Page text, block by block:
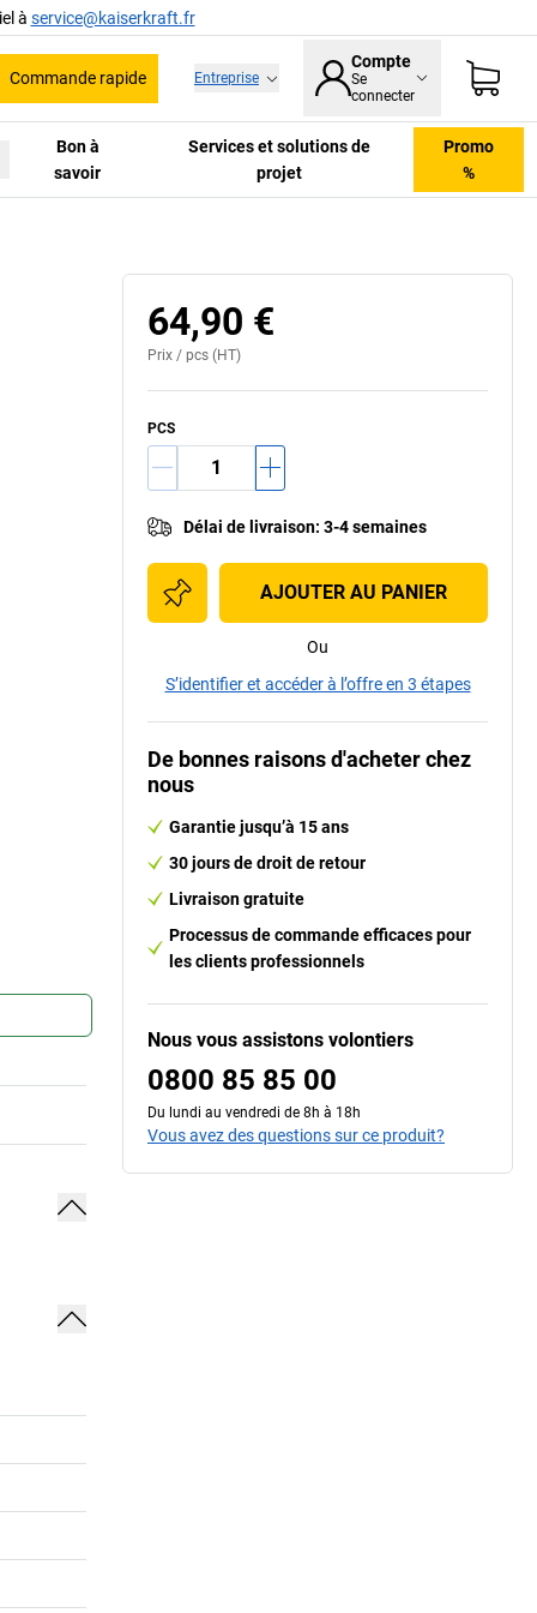
à service@kaiserkraft.fr
Commande rapide Entreprise
Compte
Se
connecter
Bon à
savoir
Services et solutions de
projet
Promo
%
64,90 €
Prix / pcs (HT)
PCS
Délai de livraison: 3-4 semaines
AJOUTER AU PANIER
Ou
S’identifier et accéder à l’offre en 3 étapes
De bonnes raisons d'acheter chez
nous
Garantie jusqu’à 15 ans
30 jours de droit de retour
Livraison gratuite
Processus de commande efficaces pour
les clients professionnels
Nous vous assistons volontiers
0800 85 85 00
Du lundi au vendredi de 8h à 18h
Vous avez des questions sur ce produit?